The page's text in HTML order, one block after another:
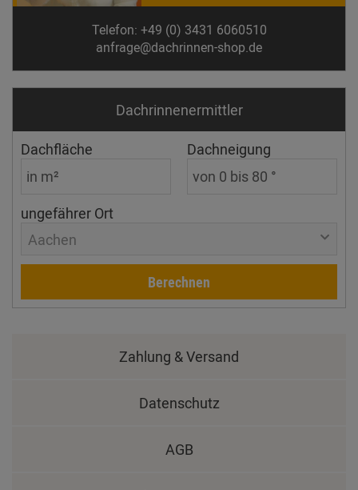
Telefon: +49 (0) 3431 6060510
anfrage@dachrinnen-shop.de
Dachrinnen­ermittler
Dachfläche Dachneigung
ungefährer Ort
Aachen
Berechnen
Zahlung & Versand
Datenschutz
AGB